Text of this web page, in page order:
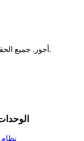
© 2025 أجور. جميع الحقوق محفوظة.
نظام